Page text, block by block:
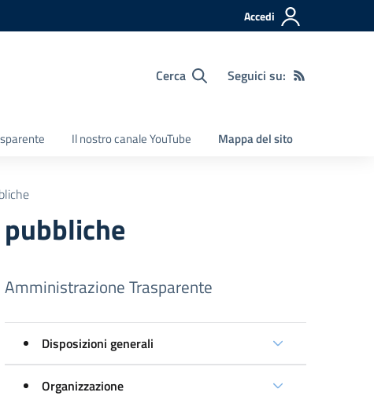
Accedi
Cerca Seguici su:
Il nostro canale YouTube Mappa del sito
Amministrazione Trasparente
Disposizioni generali
Organizzazione